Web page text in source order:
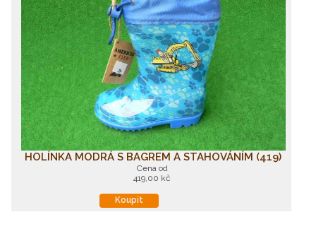
HOLÍNKA MODRÁ S BAGREM A STAHOVÁNÍM (419)
Cena od
419,00 kč
Koupit